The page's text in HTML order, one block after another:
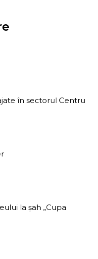
în sectorul Centru
la șah „Cupa